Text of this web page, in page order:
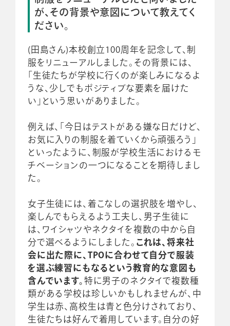
が、その背景や意図について教えてく
ださい。
(田島さん)本校創立100周年を記念して、制
服をリニューアルしました。その背景には、
「生徒たちが学校に行くのが楽しみになるよ
うな、少しでもポジティブな要素を届けた
い」という思いがありました。
例えば、「今日はテストがある嫌な日だけど、
お気に入りの制服を着ていくから頑張ろう」
といったように、制服が学校生活におけるモ
チベーションの一つになることを期待しまし
た。
女子生徒には、着こなしの選択肢を増やし、
楽しんでもらえるよう工夫し、男子生徒に
は、ワイシャツやネクタイを複数の中から自
分で選べるようにしました。 これは、将来社
会に出た際に、TPOに合わせて自分で服装
を選ぶ練習にもなるという教育的な意図も
含んでいます。 特に男子のネクタイで複数種
類がある学校は珍しいかもしれませんが、中
学生は赤、高校生は青と色分けされており、
生徒たちは好んで着用しています。自分の好